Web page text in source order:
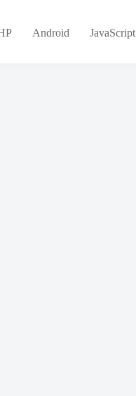
Android JavaScript